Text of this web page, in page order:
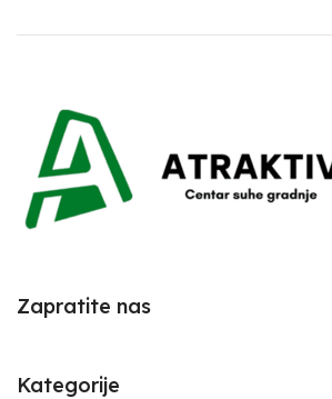
Zapratite nas
Kategorije